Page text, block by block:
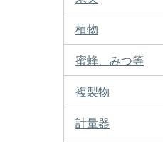
植物
蜜蜂、みつ等
複製物
計量器